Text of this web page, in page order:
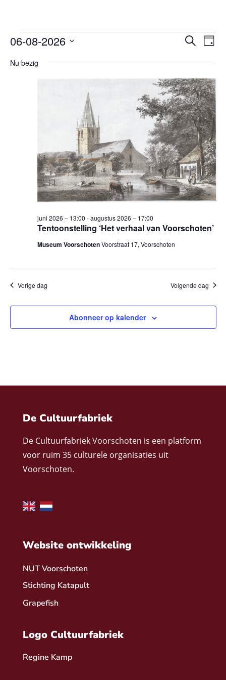
Evenementen
6
augustus
en
Zoeken
Dag
06-08-2026
een
Nu bezig
Tentoonstelling ‘Het verhaal van Voorschoten’
juni 2026 – 13:00 -augustus 2026 – 17:00
Museum VoorschotenVoorstraat 17, Voorschoten
Vorige dag Volgende dag
Abonneer op kalender
De Cultuurfabriek
De Cultuurfabriek Voorschoten is een platform
voor ruim 35 culturele organisaties uit
Voorschoten.
Website ontwikkeling
NUT Voorschoten
Stichting Katapult
Grapefish
Logo Cultuurfabriek
Regine Kamp